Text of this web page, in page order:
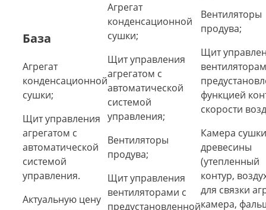
База
Агрегат
конденсационной
сушки;
Щит управления
агрегатом с
автоматической
системой
управления.
Актуальную цену
Агрегат
конденсационной
сушки;
Щит управления
агрегатом с
автоматической
системой
управления;
Вентиляторы
продува;
Щит управления
вентиляторами с
предустановленной
Вентиляторы
продува;
Щит
функцией
скорости
Камера сушки
древесины
(утепленный
контур,
для связки
камера,